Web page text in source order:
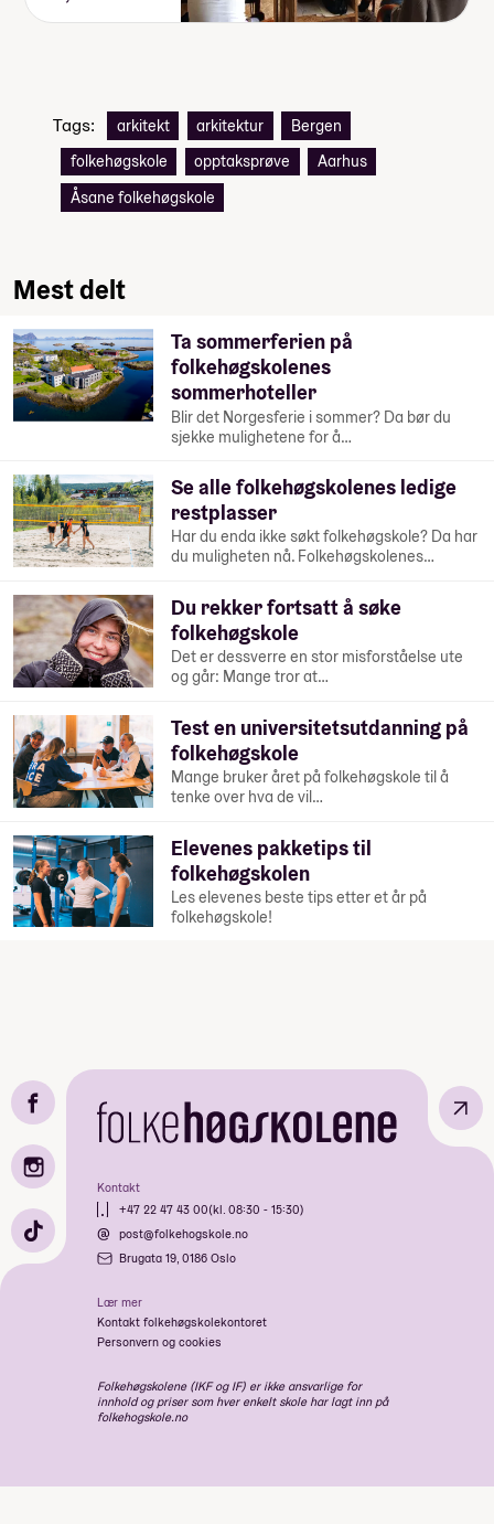
Tags: arkitekt arkitektur
Bergen
folkehøgskole
opptaksprøve
Aarhus
Åsane folkehøgskole
Mest delt
Ta sommerferien på
folkehøgskolenes
sommerhoteller
Blir det Norgesferie i sommer? Da bør du
sjekke mulighetene for å…
Se alle folkehøgskolenes ledige
restplasser
Har du enda ikke søkt folkehøgskole? Da har
du muligheten nå. Folkehøgskolenes…
Du rekker fortsatt å søke
folkehøgskole
Det er dessverre en stor misforståelse ute
og går: Mange tror at…
Test en universitetsutdanning på
folkehøgskole
Mange bruker året på folkehøgskole til å
tenke over hva de vil…
Elevenes pakketips til
folkehøgskolen
Les elevenes beste tips etter et år på
folkehøgskole!
Kontakt
+47 22 47 43 00(kl. 08:30 - 15:30)
post@folkehogskole.no
Brugata 19, 0186 Oslo
Lær mer
Kontakt folkehøgskolekontoret
Personvern og cookies
Folkehøgskolene (IKF og IF) er ikke ansvarlige for
innhold og priser som hver enkelt skole har lagt inn på
folkehogskole.no
↗